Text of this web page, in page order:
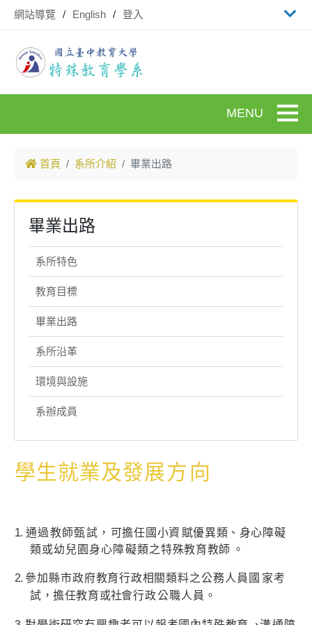
跳到主要內容
網站導覽 English 登入
首頁 系所介紹 畢業出路
畢業出路
系所特色
教育目標
畢業出路
系所沿革
環境與設施
系辦成員
學生就業及發展方 向
1. 通過教師甄試， 可擔任 國 小資 賦優異類、身心障礙
類或幼兒園身心障礙類之特殊教育教師 。
2. 參加縣市政府教育行政相 關類料之公務人 員 國 家考
試 ， 擔任教育或社會行政公職人 員 。